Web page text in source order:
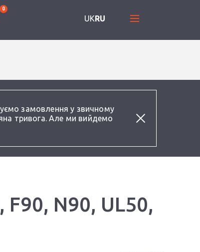
замовлення у звичному
тривога. Але ми вийдемо
0
UKRU
N90, UL50,